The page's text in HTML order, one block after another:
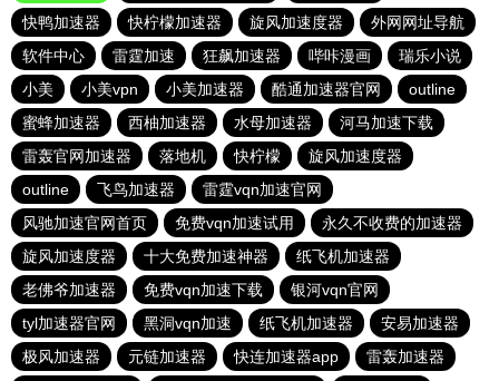
快鸭加速器
快柠檬加速器 旋风加速度器
外网网址导航
软件中心
雷霆加速 狂飙加速器 哔咔漫画
瑞乐小说
小美
小美vpn 小美加速器 酷通加速器官网
outline
蜜蜂加速器
西柚加速器 水母加速器
河马加速下载
雷轰官网加速器
落地机 快柠檬
旋风加速度器
outline
飞鸟加速器
雷霆vqn加速官网
风驰加速官网首页
免费vqn加速试用
永久不收费的加速器
旋风加速度器
十大免费加速神器
纸飞机加速器
老佛爷加速器
免费vqn加速下载
银河vqn官网
tyl加速器官网
黑洞vqn加速 纸飞机加速器
安易加速器
极风加速器
元链加速器 快连加速器app 雷轰加速器